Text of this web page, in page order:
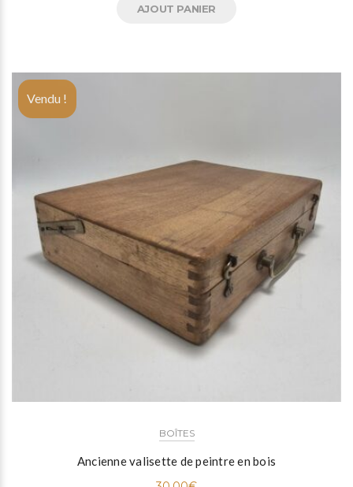
AJOUT PANIER
Vendu !
BOÎTES
Ancienne valisette de peintre en bois